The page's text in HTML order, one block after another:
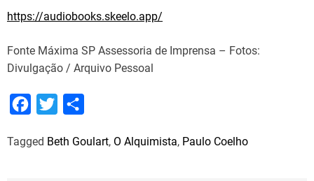
https://audiobooks.skeelo.app/
Fonte Máxima SP Assessoria de Imprensa – Fotos:
Divulgação / Arquivo Pessoal
c
i
a
Tagged Beth Goulart, O Alquimista, Paulo Coelho